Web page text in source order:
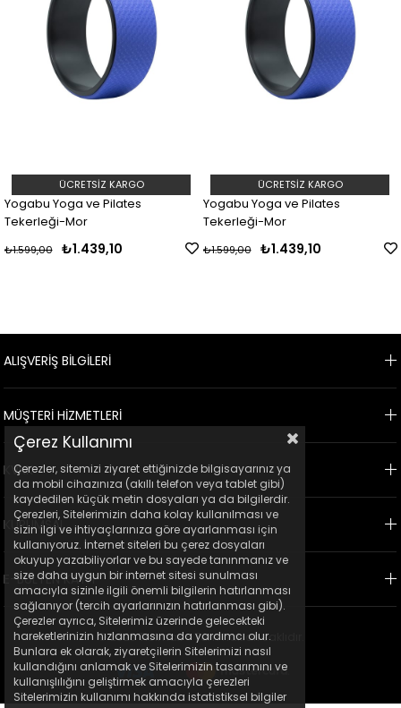
Yogabu Yoga ve Pilates
Tekerleği-Mor
₺1.439,10
₺1.599,00
ÜCRETSIZ KARGO
Yogabu Yoga ve Pilates
Tekerleği-Mor
₺1.439,10
₺1.599,00
ÜCRETSIZ KARGO
ALIŞVERİŞ BİLGİLERİ
MÜŞTERİ HİZMETLERİ
KVKK
KURUMSAL
E-BÜLTEN KAYIT
© 2023 Ticimax - Tüm hakları saklıdır.
Çerez Kullanımı
Çerezler, sitemizi ziyaret ettiğinizde bilgisayarınız ya
da mobil cihazınıza (akıllı telefon veya tablet gibi)
kaydedilen küçük metin dosyaları ya da bilgilerdir.
Çerezleri, Sitelerimizin daha kolay kullanılması ve
sizin ilgi ve ihtiyaçlarınıza göre ayarlanması için
kullanıyoruz. İnternet siteleri bu çerez dosyaları
okuyup yazabiliyorlar ve bu sayede tanınmanız ve
size daha uygun bir internet sitesi sunulması
amacıyla sizinle ilgili önemli bilgilerin hatırlanması
sağlanıyor (tercih ayarlarınızın hatırlanması gibi).
Çerezler ayrıca, Sitelerimiz üzerinde gelecekteki
hareketlerinizin hızlanmasına da yardımcı olur.
Bunlara ek olarak, ziyaretçilerin Sitelerimizi nasıl
kullandığını anlamak ve Sitelerimizin tasarımını ve
kullanışlılığını geliştirmek amacıyla çerezleri
Sitelerimizin kullanımı hakkında istatistiksel bilgiler